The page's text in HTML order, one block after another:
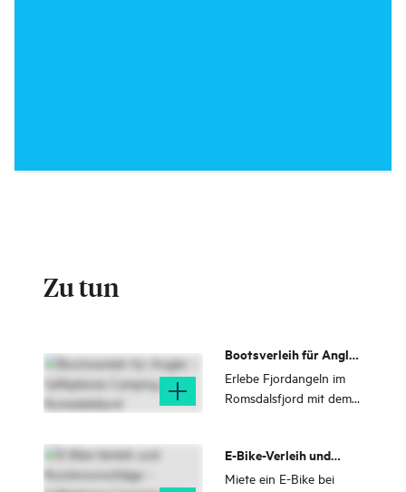
Zu tun
Bootsverleih für Angler
– Saltkjelsnes Camping
am Romsdalsfjord
Erlebe Fjordangeln im
Romsdalsfjord mit dem
ein beliebter
Ausgangspunkt für
E-Bike-Verleih und
Routenvorschläge –
Miete ein E-Bike bei